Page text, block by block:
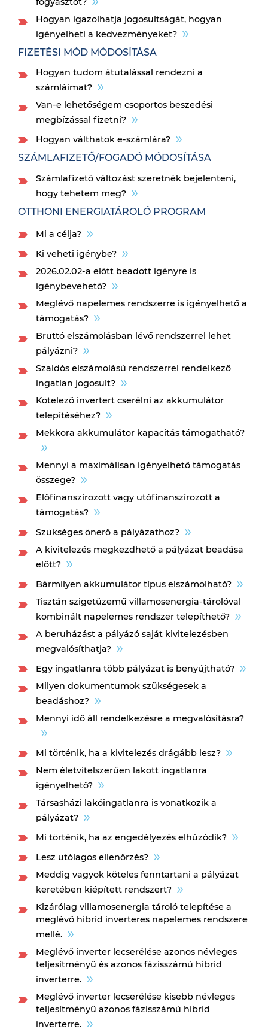
Hogyan igazolhatja jogosultságát, hogyan
igényelheti a kedvezményeket?
FIZETÉSI MÓD MÓDOSÍTÁSA
Hogyan tudom átutalással rendezni a
számláimat?
Van-e lehetőségem csoportos beszedési
megbízással fizetni?
Hogyan válthatok e-számlára?
SZÁMLAFIZETŐ/FOGADÓ MÓDOSÍTÁSA
Számlafizető változást szeretnék bejelenteni,
hogy tehetem meg?
OTTHONI ENERGIATÁROLÓ PROGRAM
Mi a célja?
Ki veheti igénybe?
2026.02.02-a előtt beadott igényre is
igénybevehető?
Meglévő napelemes rendszerre is igényelhető a
támogatás?
Bruttó elszámolásban lévő rendszerrel lehet
pályázni?
Szaldós elszámolású rendszerrel rendelkező
ingatlan jogosult?
Kötelező invertert cserélni az akkumulátor
telepítéséhez?
Mekkora akkumulátor kapacitás támogatható?
Mennyi a maximálisan igényelhető támogatás
összege?
Előfinanszírozott vagy utófinanszírozott a
támogatás?
Szükséges önerő a pályázathoz?
A kivitelezés megkezdhető a pályázat beadása
előtt?
Bármilyen akkumulátor típus elszámolható?
Tisztán szigetüzemű villamosenergia-tárolóval
kombinált napelemes rendszer telepíthető?
A beruházást a pályázó saját kivitelezésben
megvalósíthatja?
Egy ingatlanra több pályázat is benyújtható?
Milyen dokumentumok szükségesek a
beadáshoz?
Mennyi idő áll rendelkezésre a megvalósításra?
Mi történik, ha a kivitelezés drágább lesz?
Nem életvitelszerűen lakott ingatlanra
igényelhető?
Társasházi lakóingatlanra is vonatkozik a
pályázat?
Mi történik, ha az engedélyezés elhúzódik?
Lesz utólagos ellenőrzés?
Meddig vagyok köteles fenntartani a pályázat
keretében kiépített rendszert?
Kizárólag villamosenergia tároló telepítése a
meglévő hibrid inverteres napelemes rendszere
mellé.
Meglévő inverter lecserélése azonos névleges
teljesítményű és azonos fázisszámú hibrid
inverterre.
Meglévő inverter lecserélése kisebb névleges
teljesítményű azonos fázisszámú hibrid
inverterre.